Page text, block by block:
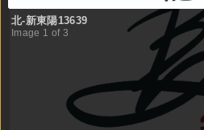
北-新東陽13639
Image 1 of 3